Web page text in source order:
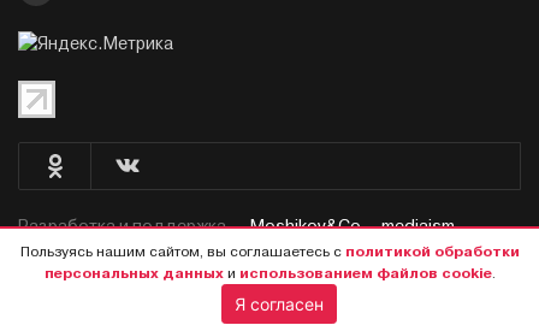
Разработка и поддержка —Moshikov&Co. - mediaism.
Пользуясь нашим сайтом, вы соглашаетесь с политикой обработки
персональных данныхи использованием файлов cookie.
Я согласен